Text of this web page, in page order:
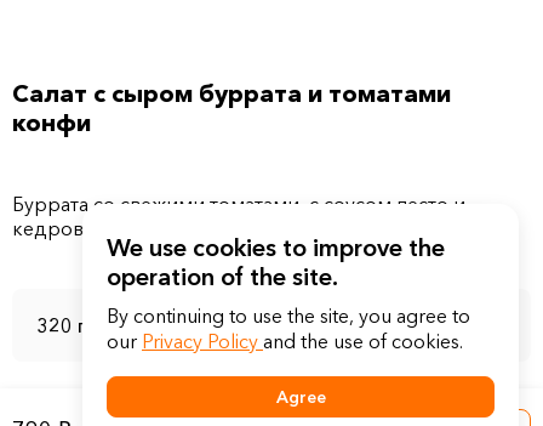
Салат с сыром буррата и томатами
конфи
Буррата со свежими томатами, с соусом песто и
кедровыми орешками
320 г
We use cookies to improve the
operation of the site.
By continuing to use the site, you agree to
our Privacy Policy and the use of cookies.
Agree